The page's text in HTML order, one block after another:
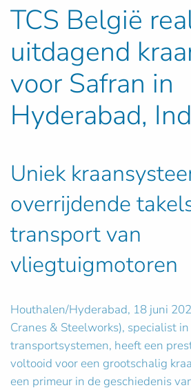
TCS België
uitdagend
voor Safran in
Hyderabad,
Uniek
overrijdende
transport van
vliegtuigmotoren
Houthalen/Hyderabad, 18 juni
Cranes & Steelworks), specialist
transportsystemen, heeft een
voltooid voor een grootschalig
een primeur in de geschiedenis